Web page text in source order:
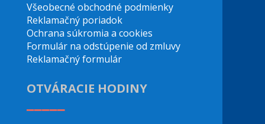
Všeobecné obchodné podmienky
Reklamačný poriadok
Ochrana súkromia a cookies
Formulár na odstúpenie od zmluvy
Reklamačný formulár
OTVÁRACIE HODINY